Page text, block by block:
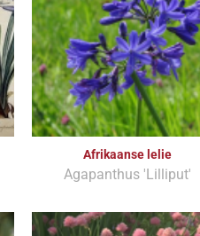
Afrikaanse lelie
Agapanthus 'Lilliput'